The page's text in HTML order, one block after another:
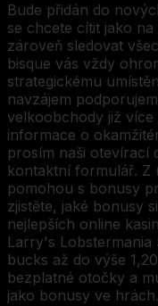
Bude přidán do
se chcete cítit jako
zároveň sledovat
bisque vás vždy
strategickému
navzájem
velkoobchody již
informace o
prosím naši otevírací
kontaktní formulář. Z
pomohou s bonusy
zjistěte, jaké bonusy
nejlepších online
Larry's Lobstermania
bucks až do výše
bezplatné otočky a
jako bonusy ve hrách.